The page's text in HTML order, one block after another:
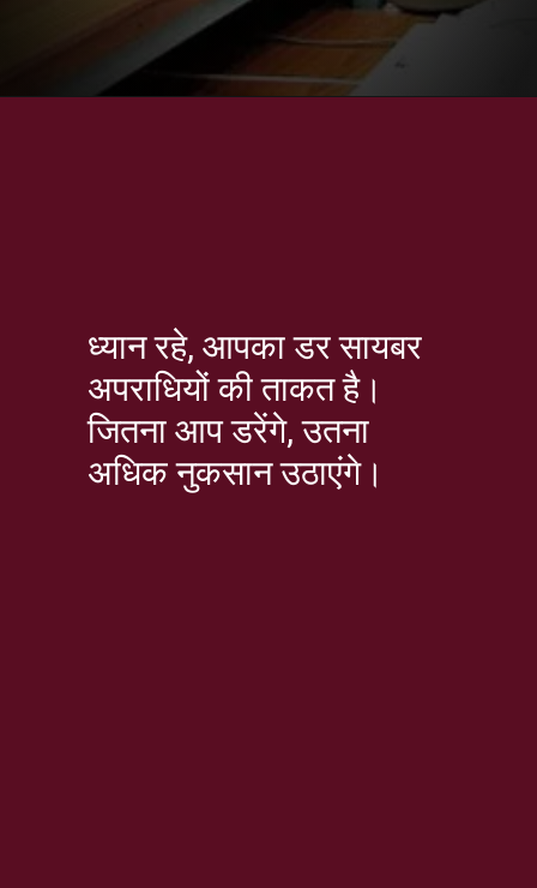
ध्यान रहे, आपका डर सायबर
अपराधियों की ताकत है।
जितना आप डरेंगे, उतना
अधिक नुकसान उठाएंगे।